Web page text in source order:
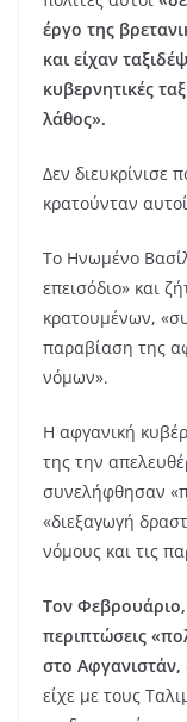
έργο της
και είχαν
κυβερνητικές
λάθος».
Δεν διευκρίνισε
κρατούνταν
Το Ηνωμένο
επεισόδιο» και
κρατουμένων,
παραβίαση της
νόμων».
Η αφγανική
της την
συνελήφθησαν
«διεξαγωγή
νόμους και τις
Τον Φεβρουάριο,
περιπτώσεις
στο Αφγανιστάν,
είχε με τους